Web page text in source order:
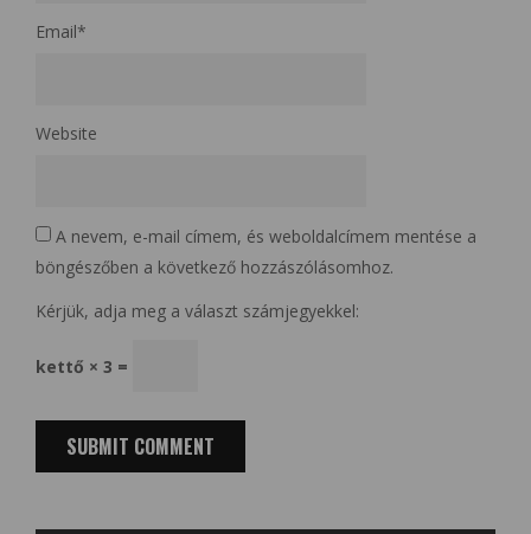
Email*
Website
A nevem, e-mail címem, és weboldalcímem mentése a
böngészőben a következő hozzászólásomhoz.
Kérjük, adja meg a választ számjegyekkel:
kettő × 3 =